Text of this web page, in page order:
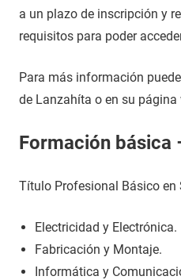
a un plazo de inscripción y
requisitos para poder
Para más información
de Lanzahíta o en su página
Formación básica
Título Profesional Básico
Electricidad y Electrónica.
Fabricación y Montaje.
Informática y